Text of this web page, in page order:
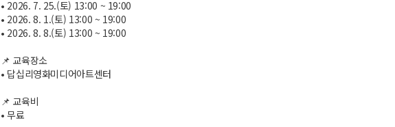
• 2026. 7. 25.(토) 13:00 ~ 19:00
• 2026. 8. 1.(토) 13:00 ~ 19:00
• 2026. 8. 8.(토) 13:00 ~ 19:00
📌 교육장소
• 답십리영화미디어아트센터
📌 교육비
• 무료